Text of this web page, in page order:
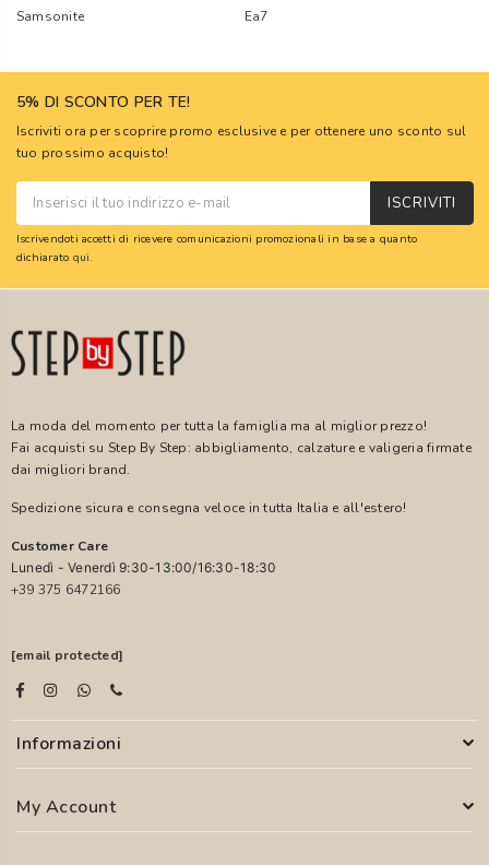
Samsonite
Ea7
5% DI SCONTO PER TE!
Iscriviti ora per scoprire promo esclusive e per ottenere uno sconto sul
tuo prossimo acquisto!
ISCRIVITI
Iscrivendoti accetti di ricevere comunicazioni promozionali in base a quanto
dichiarato qui.
La moda del momento per tutta la famiglia ma al miglior prezzo!
Fai acquisti su Step By Step: abbigliamento, calzature e valigeria firmate
dai migliori brand.
Spedizione sicura e consegna veloce in tutta Italia e all'estero!
Customer Care
Lunedì - Venerdì 9:30-13:00/16:30-18:30
+39 375 6472166
[email protected]
Informazioni
My Account